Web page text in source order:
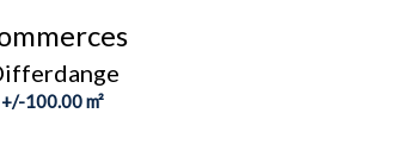
+/-100.00 m²